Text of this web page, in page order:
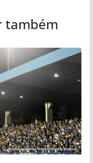
também